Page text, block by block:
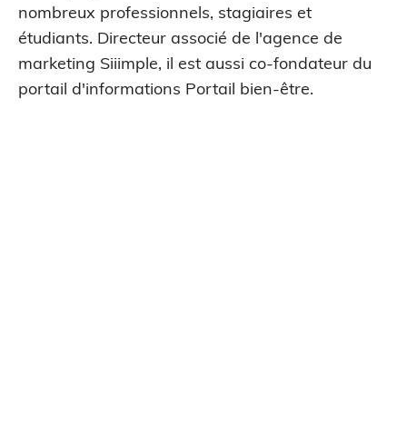
nombreux professionnels, stagiaires et
étudiants. Directeur associé de l'agence de
marketing Siiimple, il est aussi co-fondateur du
portail d'informations Portail bien-être.